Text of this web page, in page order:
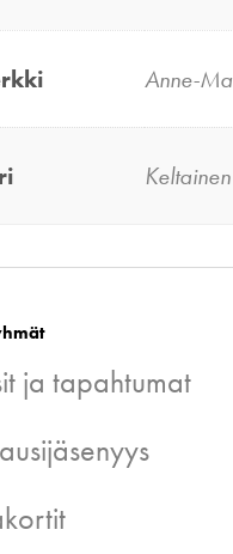
Anne-
Keltainen
ja tapahtumat